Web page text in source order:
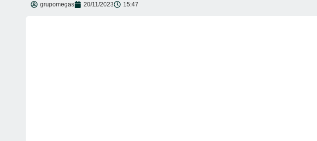
grupomegas 20/11/2023 15:47